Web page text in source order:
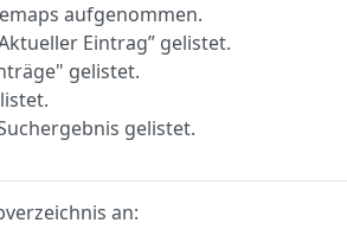
aufgenommen.
Eintrag” gelistet.
gelistet.
gelistet.
an: